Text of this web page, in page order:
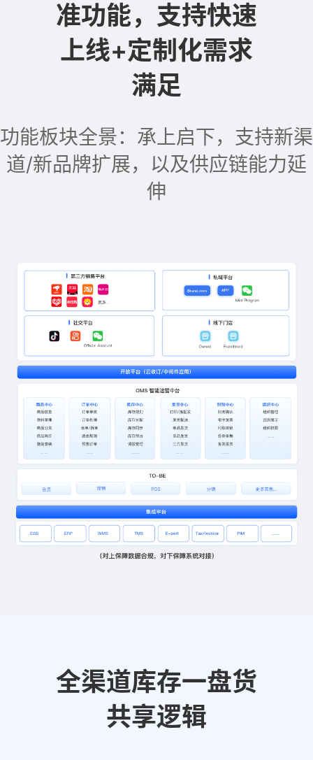
准功能，支持快速
上线+定制化需求
满足
功能板块全景：承上启下，支持新渠
道/新品牌扩展，以及供应链能力延
伸
全渠道库存一盘货
共享逻辑